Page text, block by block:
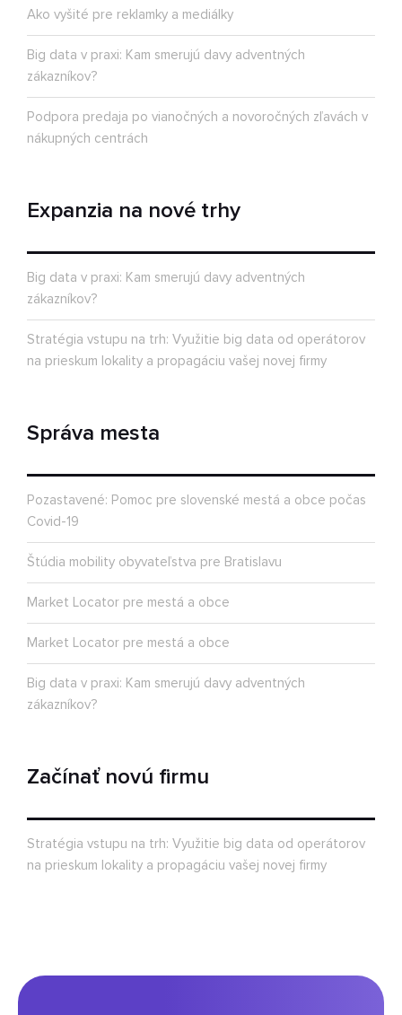
Ako vyšité pre reklamky a mediálky
Big data v praxi: Kam smerujú davy adventných
zákazníkov?
Podpora predaja po vianočných a novoročných zľavách v
nákupných centrách
Expanzia na nové trhy
Big data v praxi: Kam smerujú davy adventných
zákazníkov?
Stratégia vstupu na trh: Využitie big data od operátorov
na prieskum lokality a propagáciu vašej novej firmy
Správa mesta
Pozastavené: Pomoc pre slovenské mestá a obce počas
Covid-19
Štúdia mobility obyvateľstva pre Bratislavu
Market Locator pre mestá a obce
Market Locator pre mestá a obce
Big data v praxi: Kam smerujú davy adventných
zákazníkov?
Začínať novú firmu
Stratégia vstupu na trh: Využitie big data od operátorov
na prieskum lokality a propagáciu vašej novej firmy